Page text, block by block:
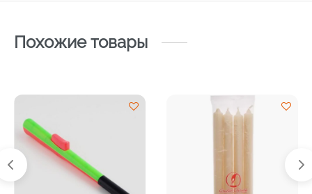
Похожие товары